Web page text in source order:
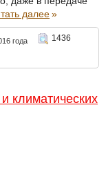
далее»
года
1436
климатических